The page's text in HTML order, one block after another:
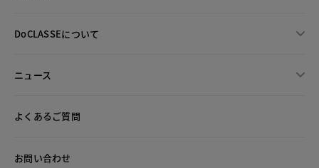
DoCLASSEについて
ニュース
よくあるご質問
お問い合わせ